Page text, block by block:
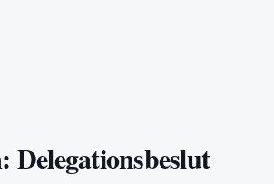
Delegationsbeslut